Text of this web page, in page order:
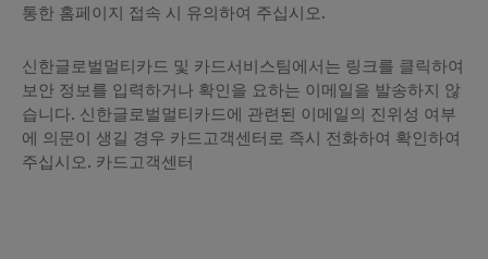
통한 홈페이지 접속 시 유의하여 주십시오.
신한글로벌멀티카드 및 카드서비스팀에서는 링크를 클릭하여
보안 정보를 입력하거나 확인을 요하는 이메일을 발송하지 않
습니다. 신한글로벌멀티카드에 관련된 이메일의 진위성 여부
에 의문이 생길 경우 카드고객센터로 즉시 전화하여 확인하여
주십시오. 카드고객센터